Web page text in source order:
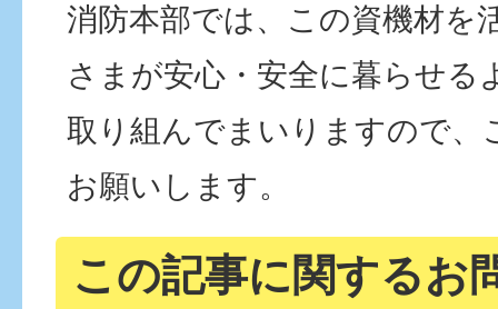
消防本部では、この資機材を
さまが安心・安全に暮らせる
取り組んでまいりますので、
お願いします。
この記事に関するお